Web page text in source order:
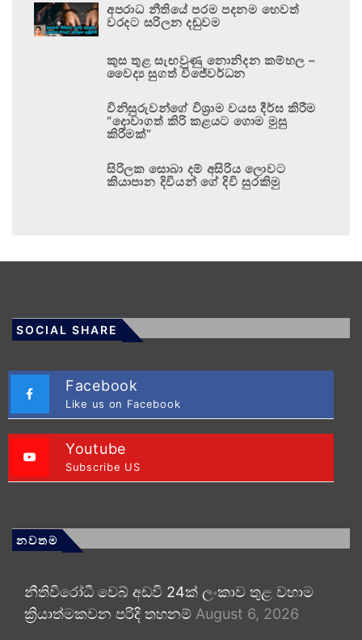
අපරාධ නීතියේ පරම පදනම හෙවත්
වරදට සරිලන දඬුවම
කුස තුළ සැඟවුණු නොනිදන කම්හල –
වෛද්‍ය සුගත් විජේවර්ධන
විනිසුරුවන්ගේ විශ්‍රාම වයස දීර්ඝ කිරීම
“දොවාගත් කිරි කළයට ගොම මුසු
කිරීමක්”
සිරිලක සොබා දම් අසිරිය ලොවට
කියාපාන දිවියන් ගේ දිවි සුරකිමු
SOCIAL SHARE
Facebook
Like us on Facebook
Youtube
Subscribe US
නවතම
නීතිවිරෝධී වෙබ් අඩවි 24ක් ලංකාව තුළ වහාම
ක්‍රියාත්මකවන පරිදි තහනම් August 6, 2026